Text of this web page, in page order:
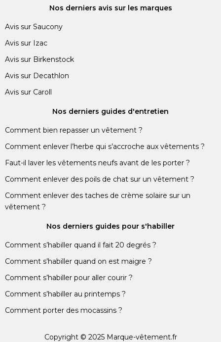
Nos derniers avis sur les marques
Avis sur Saucony
Avis sur Izac
Avis sur Birkenstock
Avis sur Decathlon
Avis sur Caroll
Nos derniers guides d'entretien
Comment bien repasser un vêtement ?
Comment enlever l’herbe qui s’accroche aux vêtements ?
Faut-il laver les vêtements neufs avant de les porter ?
Comment enlever des poils de chat sur un vêtement ?
Comment enlever des taches de crème solaire sur un
vêtement ?
Nos derniers guides pour s'habiller
Comment s’habiller quand il fait 20 degrés ?
Comment s’habiller quand on est maigre ?
Comment s’habiller pour aller courir ?
Comment s’habiller au printemps ?
Comment porter des mocassins ?
Copyright © 2025 Marque-vêtement.fr